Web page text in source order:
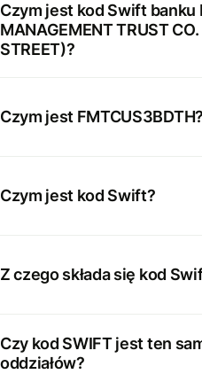
Czym jest kod Swift banku
MANAGEMENT TRUST
STREET)?
Czym jest FMTCUS3BDTH?
Czym jest kod Swift?
Z czego składa się kod
Czy kod SWIFT jest ten
oddziałów?